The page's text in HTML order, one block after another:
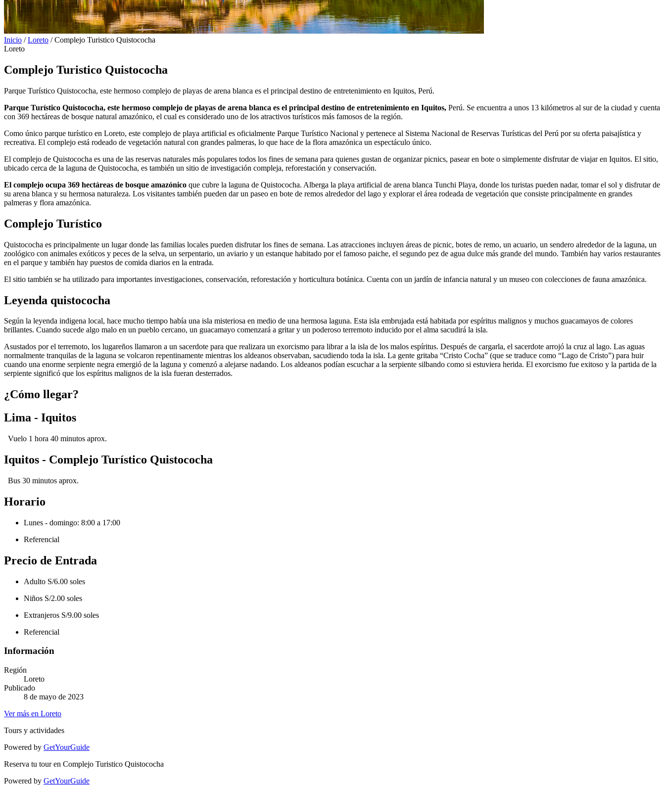
Inicio / Loreto / Complejo Turistico Quistococha
Loreto
Complejo Turistico Quistococha
Parque Turístico Quistococha, este hermoso complejo de playas de arena blanca es el principal destino de entretenimiento en Iquitos, Perú.
Parque Turístico Quistococha, este hermoso complejo de playas de arena blanca es el principal destino de entretenimiento en Iquitos, Perú. Se encuentra a unos 13 kilómetros al sur de la ciudad y cuenta
con 369 hectáreas de bosque natural amazónico, el cual es considerado uno de los atractivos turísticos más famosos de la región.
Como único parque turístico en Loreto, este complejo de playa artificial es oficialmente Parque Turístico Nacional y pertenece al Sistema Nacional de Reservas Turísticas del Perú por su oferta paisajística y
recreativa. El complejo está rodeado de vegetación natural con grandes palmeras, lo que hace de la flora amazónica un espectáculo único.
El complejo de Quistococha es una de las reservas naturales más populares todos los fines de semana para quienes gustan de organizar picnics, pasear en bote o simplemente disfrutar de viajar en Iquitos. El sitio,
ubicado cerca de la laguna de Quistococha, es también un sitio de investigación compleja, reforestación y conservación.
El complejo ocupa 369 hectáreas de bosque amazónico que cubre la laguna de Quistococha. Alberga la playa artificial de arena blanca Tunchi Playa, donde los turistas pueden nadar, tomar el sol y disfrutar de
su arena blanca y su hermosa naturaleza. Los visitantes también pueden dar un paseo en bote de remos alrededor del lago y explorar el área rodeada de vegetación que consiste principalmente en grandes
palmeras y flora amazónica.
Complejo Turístico
Quistococha es principalmente un lugar donde las familias locales pueden disfrutar los fines de semana. Las atracciones incluyen áreas de picnic, botes de remo, un acuario, un sendero alrededor de la laguna, un
zoológico con animales exóticos y peces de la selva, un serpentario, un aviario y un estanque habitado por el famoso paiche, el segundo pez de agua dulce más grande del mundo. También hay varios restaurantes
en el parque y también hay puestos de comida diarios en la entrada.
El sitio también se ha utilizado para importantes investigaciones, conservación, reforestación y horticultura botánica. Cuenta con un jardín de infancia natural y un museo con colecciones de fauna amazónica.
Leyenda quistococha
Según la leyenda indigena local, hace mucho tiempo había una isla misteriosa en medio de una hermosa laguna. Esta isla embrujada está habitada por espíritus malignos y muchos guacamayos de colores
brillantes. Cuando sucede algo malo en un pueblo cercano, un guacamayo comenzará a gritar y un poderoso terremoto inducido por el alma sacudirá la isla.
Asustados por el terremoto, los lugareños llamaron a un sacerdote para que realizara un exorcismo para librar a la isla de los malos espíritus. Después de cargarla, el sacerdote arrojó la cruz al lago. Las aguas
normalmente tranquilas de la laguna se volcaron repentinamente mientras los aldeanos observaban, sacudiendo toda la isla. La gente gritaba “Cristo Cocha” (que se traduce como “Lago de Cristo”) para huir
cuando una enorme serpiente negra emergió de la laguna y comenzó a alejarse nadando. Los aldeanos podían escuchar a la serpiente silbando como si estuviera herida. El exorcismo fue exitoso y la partida de la
serpiente significó que los espíritus malignos de la isla fueran desterrados.
¿Cómo llegar?
Lima - Iquitos
Vuelo 1 hora 40 minutos aprox.
Iquitos - Complejo Turístico Quistococha
Bus 30 minutos aprox.
Horario
Lunes - domingo: 8:00 a 17:00
Referencial
Precio de Entrada
Adulto S/6.00 soles
Niños S/2.00 soles
Extranjeros S/9.00 soles
Referencial
Información
Región
Loreto
Publicado
8 de mayo de 2023
Ver más en Loreto
Tours y actividades
Powered by GetYourGuide
Reserva tu tour en Complejo Turistico Quistococha
Powered by GetYourGuide